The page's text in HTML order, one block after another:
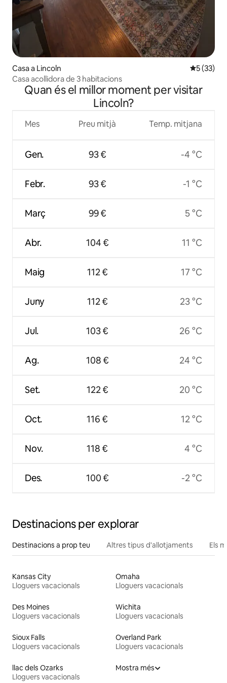
Casa a Lincoln 5 de
5 (33)
Casa acollidora de 3 habitacions
Quan és el millor moment per visitar
Lincoln?
Mes
Gen.
Febr.
Març
Abr.
Maig
Juny
Jul.
Ag.
Set.
Oct.
Nov.
Des.
Preu mitjà
93 €
93 €
99 €
104 €
112 €
112 €
103 €
108 €
122 €
116 €
118 €
100 €
Temp. mitjana
-4 °C
-1 °C
5 °C
11 °C
17 °C
23 °C
26 °C
24 °C
20 °C
12 °C
4 °C
-2 °C
Destinacions per explorar
Destinacions a prop teu Altres tipus d'allotjaments Els
Kansas City
Lloguers vacacionals
Omaha
Lloguers vacacionals
Des Moines
Lloguers vacacionals
Wichita
Lloguers vacacionals
Sioux Falls
Lloguers vacacionals
Overland Park
Lloguers vacacionals
llac dels Ozarks
Lloguers vacacionals
Mostra més